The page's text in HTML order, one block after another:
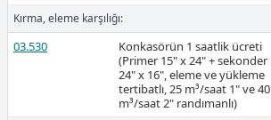
Kırma, eleme karşılığı:
03.530
Konkasörün 1 saatlik ücreti
(Primer 15" x 24" + sekonder
24" x 16", eleme ve yükleme
tertibatlı, 25 m³/saat 1" ve 40
m³/saat 2" randımanlı)